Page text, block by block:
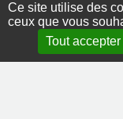
Ce site utilise des
ceux que vous
Tout accepter
2010 |RSS|